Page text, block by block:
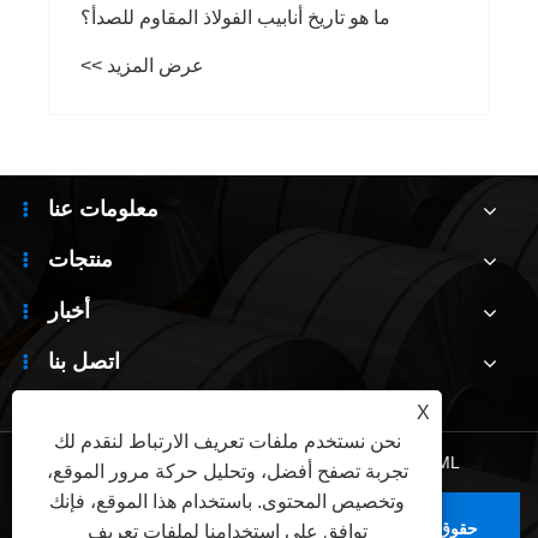
ما هو تاريخ أنابيب الفولاذ المقاوم للصدأ؟
عرض المزيد >>
معلومات عنا
منتجات
أخبار
اتصل بنا
Links Sitemap XML
| سياسة الخصوصية
حقوق الطبع والنشر © 2025 Wuxi Jianbanghaoda Steel
X
نحن نستخدم ملفات تعريف الارتباط لنقدم لك
تجربة تصفح أفضل، وتحليل حركة مرور الموقع،
وتخصيص المحتوى. باستخدام هذا الموقع، فإنك
توافق على استخدامنا لملفات تعريف